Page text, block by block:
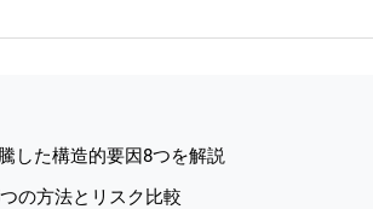
した構造的要因8つを解説
の方法とリスク比較